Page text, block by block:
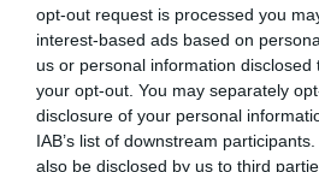
opt-out request is processed you
interest-based ads based on
us or personal information
your opt-out. You may separately
disclosure of your personal
IAB’s list of downstream
also be disclosed by us to third